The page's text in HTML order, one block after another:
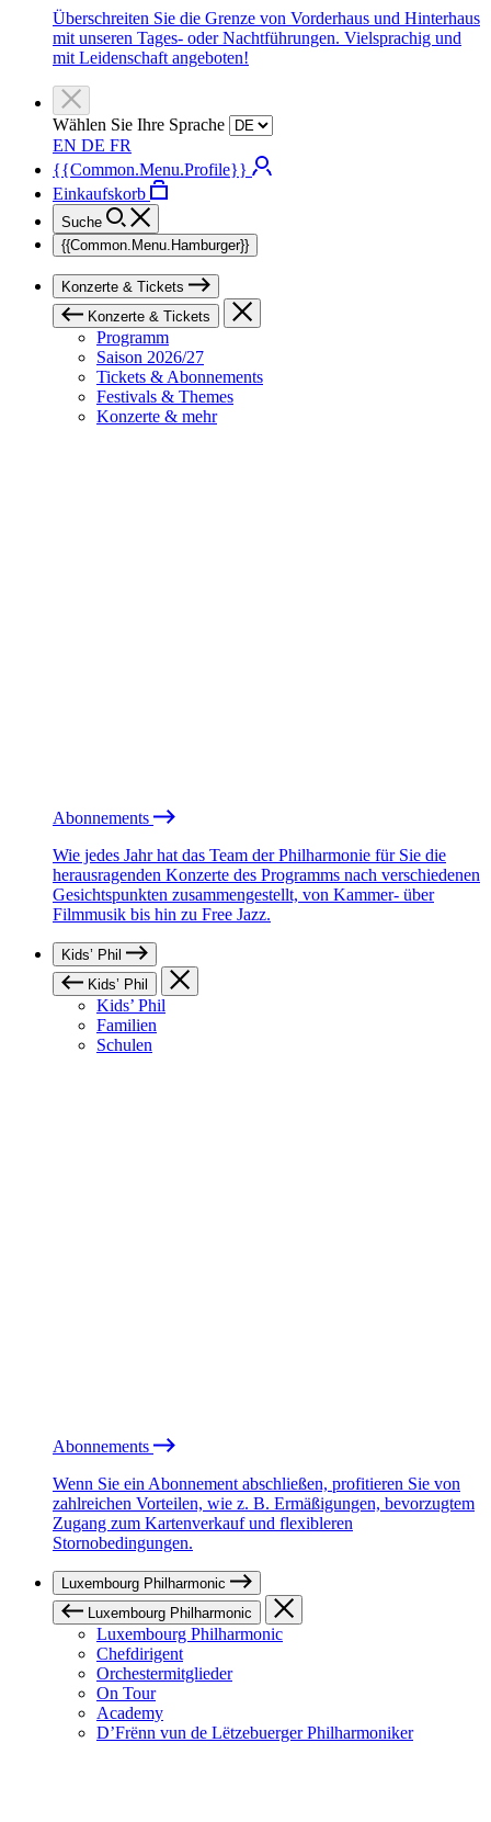
Überschreiten Sie die Grenze von Vorderhaus und Hinterhaus
mit unseren Tages- oder Nachtführungen. Vielsprachig und
mit Leidenschaft angeboten!
Wählen Sie Ihre Sprache
EN DE FR
{{Common.Menu.Profile}}
Einkaufskorb
Suche
{{Common.Menu.Hamburger}}
Konzerte & Tickets
Konzerte & Tickets
Programm
Saison 2026/27
Tickets & Abonnements
Festivals & Themes
Konzerte & mehr
Abonnements
Wie jedes Jahr hat das Team der Philharmonie für Sie die
herausragenden Konzerte des Programms nach verschiedenen
Gesichtspunkten zusammengestellt, von Kammer- über
Filmmusik bis hin zu Free Jazz.
Kids’ Phil
Kids’ Phil
Kids’ Phil
Familien
Schulen
Abonnements
Wenn Sie ein Abonnement abschließen, profitieren Sie von
zahlreichen Vorteilen, wie z. B. Ermäßigungen, bevorzugtem
Zugang zum Kartenverkauf und flexibleren
Stornobedingungen.
Luxembourg Philharmonic
Luxembourg Philharmonic
Luxembourg Philharmonic
Chefdirigent
Orchestermitglieder
On Tour
Academy
D’Frënn vun de Lëtzebuerger Philharmoniker